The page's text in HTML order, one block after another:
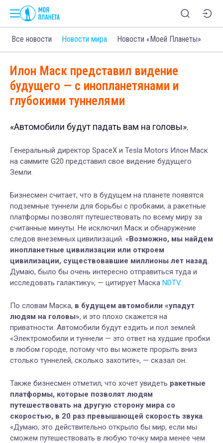
Все новости Новости мира Новости «Моей Планеты»
Илон Маск представил видение
будущего — с инопланетянами и
глубокими туннелями
«Автомобили будут падать вам на головы».
Генеральный директор SpaceX и Tesla Motors Илон Маск
на саммите G20 представил свое видение будущего
Земли.
Бизнесмен считает, что в будущем на планете появятся
подземные туннели для борьбы с пробками, а ракетные
платформы позволят путешествовать по всему миру за
считанные минуты. Не исключил Маск и обнаружение
следов внеземных цивилизаций. «Возможно, мы найдем
инопланетные цивилизации или откроем
цивилизации, существовавшие миллионы лет назад.
Думаю, было бы очень интересно отправиться туда и
исследовать галактику», — цитирует Маска NDTV.
По словам Маска, в будущем автомобили «упадут
людям на головы», и это плохо скажется на
приватности. Автомобили будут ездить и пол землей.
«Электромобили и туннели — это ответ на худшие пробки
в любом городе, потому что вы можете прорыть вниз
столько туннелей, сколько захотите», — сказал он.
Также бизнесмен отметил, что хочет увидеть ракетные
платформы, которые позволят людям
путешествовать на другую сторону мира со
скоростью, в 20 раз превышающей скорость звука.
«Думаю, это действительно открыло бы мир, если мы
сможем путешествовать в любую точку мира менее чем